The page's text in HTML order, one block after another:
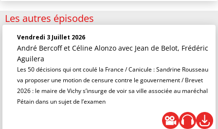
Les autres épisodes
Vendredi 3 Juillet 2026
André Bercoff et Céline Alonzo avec Jean de Belot, Frédéric
Aguilera
Les 50 décisions qui ont coulé la France / Canicule : Sandrine Rousseau
va proposer une motion de censure contre le gouvernement / Brevet
2026 : le maire de Vichy s’insurge de voir sa ville associée au maréchal
Pétain dans un sujet de l’examen